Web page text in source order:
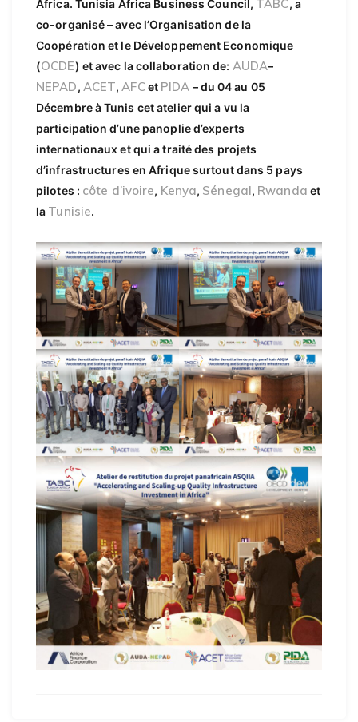
Africa. Tunisia Africa Business Council, TABC, a
co-organisé – avec l’Organisation de la
Coopération et le Développement Economique
(OCDE) et avec la collaboration de: AUDA–
NEPAD, ACET, AFCet PIDA – du 04 au 05
Décembre à Tunis cet atelier qui a vu la
participation d’une panoplie d’experts
internationaux et qui a traité des projets
d’infrastructures en Afrique surtout dans 5 pays
pilotes : côte d’ivoire, Kenya, Sénegal, Rwanda et
la Tunisie.